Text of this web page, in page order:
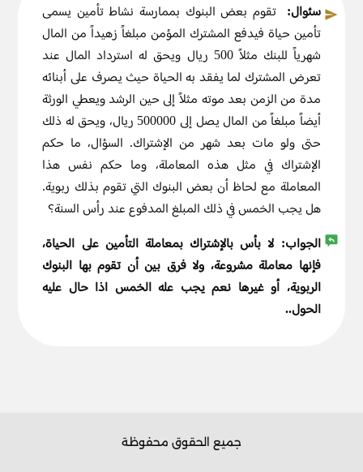
سئوال: تقوم بعض البنوك بممارسة نشاط تأمين يسمى
تأمين حياة فيدفع المشترك المؤمن مبلغاً زهيداً من المال
شهرياً للبنك مثلاً 500 ريال ويحق له استرداد المال عند
تعرض المشترك لما يفقد به الحياة حيث يصرف على أبنائه
مدة من الزمن بعد موته مثلاً إلى حين الرشد ويعطي الورثة
أيضاً مبلغاً من المال يصل إلى 500000 ريال، ويحق له ذلك
حتى ولو مات بعد شهر من الإشتراك. السؤال، ما حكم
الإشتراك في مثل هذه المعاملة، وما حكم نفس هذا
المعاملة مع لحاظ أن بعض البنوك التي تقوم بذلك ربوية.
هل يجب الخمس في ذلك المبلغ المدفوع عند رأس السنة؟
الجواب: لا بأس بالإشتراك بمعاملة التأمين على الحياة،
فإنها معاملة مشروعة، ولا فرق بين أن تقوم بها البنوك
الربوية، أو غيرها نعم يجب عله الخمس اذا حال عليه
الحول..
جميع الحقوق محفوظة